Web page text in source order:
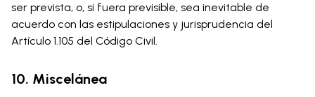
ser prevista, o, si fuera previsible, sea inevitable de
acuerdo con las estipulaciones y jurisprudencia del
Artículo 1.105 del Código Civil.
10. Miscelánea